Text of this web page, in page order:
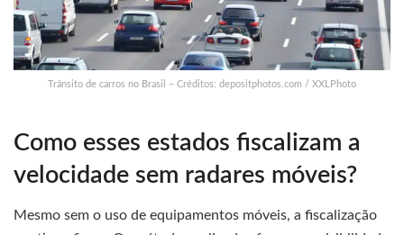
Trânsito de carros no Brasil – Créditos: depositphotos.com / XXLPhoto
Como esses estados fiscalizam a
velocidade sem radares móveis?
Mesmo sem o uso de equipamentos móveis, a fiscalização